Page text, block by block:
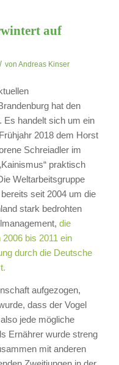
auf
/ von Andreas Kinser
hat den
Es handelt sich um ein
2018 dem Horst
Schreiadler im
praktisch
Weltarbeitsgruppe
seit 2004 um die
stark bedrohten
die
bis 2011 ein
durch die Deutsche
aufgezogen,
dass der Vogel
jede mögliche
Ernährer wurde streng
mit anderen